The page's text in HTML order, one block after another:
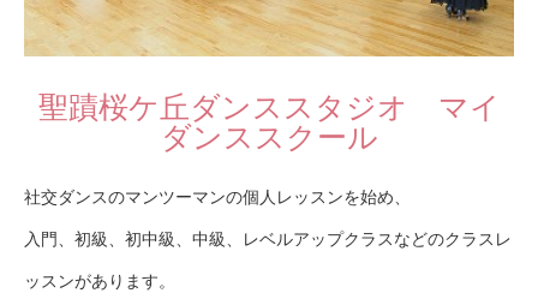
聖蹟桜ケ丘ダンススタジオ マイ
ダンススクール
社交ダンスのマンツーマンの個人レッスンを始め、
入門、初級、初中級、中級、レベルアップクラスなどのクラスレ
ッスンがあります。